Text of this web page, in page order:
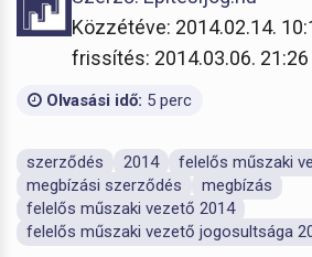
Közzétéve: 2014.02.14.
frissítés: 2014.03.06. 21:26
Olvasási idő: 5 perc
szerződés 2014 felelős műszaki
megbízási szerződés
megbízás
felelős műszaki vezető 2014
felelős műszaki vezető jogosultsága